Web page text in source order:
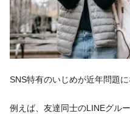
SNS特有のいじめが近年問題に
例えば、友達同士のLINEグル